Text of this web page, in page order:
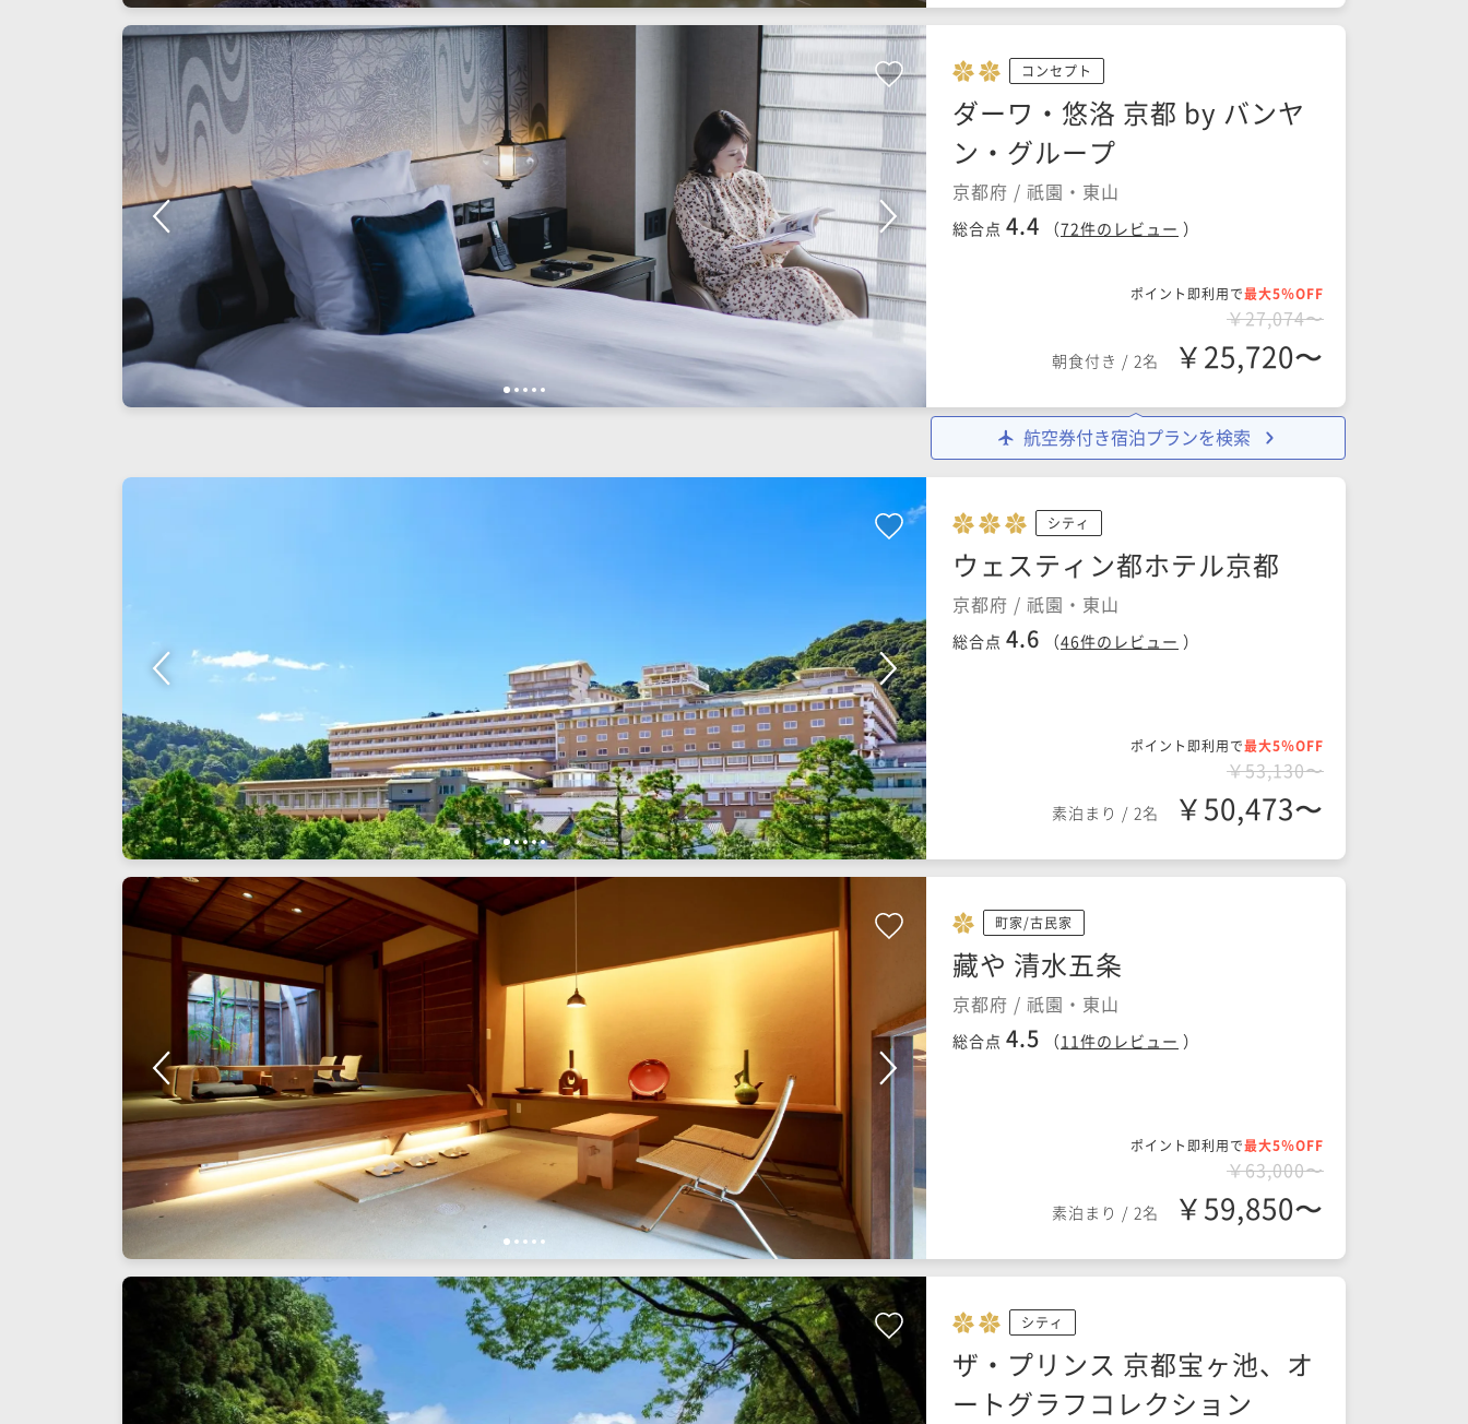
1 2 3 4 5
コンセプト
ダーワ・悠洛 京都 by バンヤ
ン・グループ
京都府 / 祇園・東山
総合点 4.4 （72件のレビュー ）
ポイント即利用で最大5％OFF
￥27,074〜
朝食付き / 2名 ￥25,720〜
航空券付き宿泊プランを検索
1 2345
シティ
ウェスティン都ホテル京都
京都府 / 祇園・東山
総合点 4.6 （46件のレビュー ）
ポイント即利用で最大5％OFF
￥53,130〜
素泊まり / 2名 ￥50,473〜
1 2 3 4 5
町家/古民家
藏や 清水五条
京都府 / 祇園・東山
総合点 4.5 （11件のレビュー ）
ポイント即利用で最大5％OFF
￥63,000〜
素泊まり / 2名 ￥59,850〜
シティ
ザ・プリンス 京都宝ヶ池、オ
ートグラフコレクション